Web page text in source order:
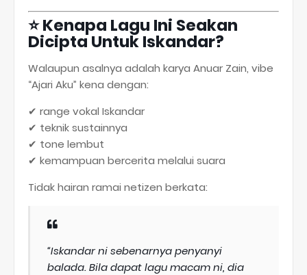
⭐Kenapa Lagu Ini Seakan
Dicipta Untuk Iskandar?
Walaupun asalnya adalah karya Anuar Zain, vibe
“Ajari Aku” kena dengan:
✔ range vokal Iskandar
✔ teknik sustainnya
✔ tone lembut
✔ kemampuan bercerita melalui suara
Tidak hairan ramai netizen berkata:
“Iskandar ni sebenarnya penyanyi
balada. Bila dapat lagu macam ni, dia